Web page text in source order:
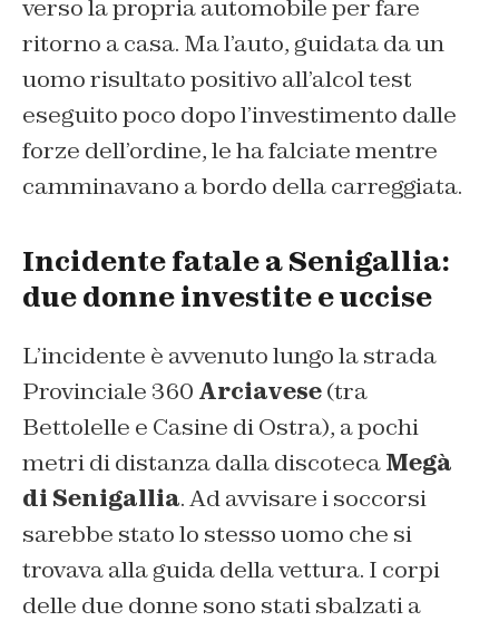
verso la propria automobile per fare
ritorno a casa. Ma l’auto, guidata da un
uomo risultato positivo all’alcol test
eseguito poco dopo l’investimento dalle
forze dell’ordine, le ha falciate mentre
camminavano a bordo della carreggiata.
Incidente fatale a Senigallia:
due donne investite e uccise
L’incidente è avvenuto lungo la strada
Provinciale 360 Arciavese(tra
Bettolelle e Casine di Ostra), a pochi
metri di distanza dalla discotecaMegà
di Senigallia. Ad avvisare i soccorsi
sarebbe stato lo stesso uomo che si
trovava alla guida della vettura. I corpi
delle due donne sono stati sbalzati a